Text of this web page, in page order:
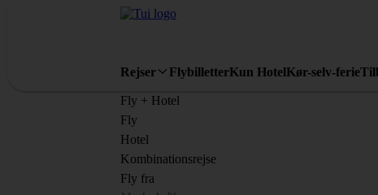
Rejser FlybilletterKun HotelKør-selv-ferie
Fly + Hotel
Fly
Hotel
Kombinationsrejse
Fly fra